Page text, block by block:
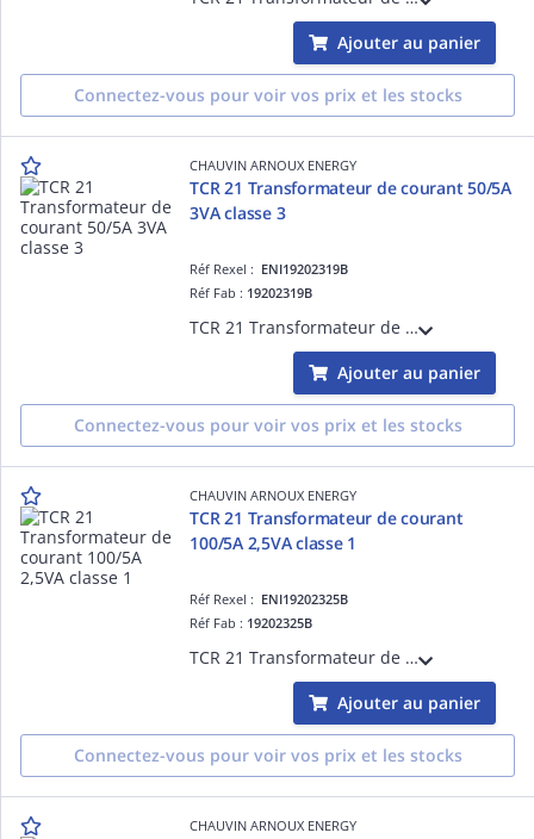
Ajouter au panier
Connectez-vous pour voir vos prix et les stocks
CHAUVIN ARNOUX ENERGY
TCR 21 Transformateur de courant 50/5A
3VA classe 3
Réf Rexel : ENI19202319B
Réf Fab : 19202319B
TCR 21 Transformateur de courant à passage de barre et de câble diamètre 20mm - Rapport de transformation 50/5A - Puissance de précision 3VA - Classe de précision 3
Ajouter au panier
Connectez-vous pour voir vos prix et les stocks
CHAUVIN ARNOUX ENERGY
TCR 21 Transformateur de courant
100/5A 2,5VA classe 1
Réf Rexel : ENI19202325B
Réf Fab : 19202325B
TCR 21 Transformateur de courant à passage de barre et de câble diamètre 20mm - Rapport de transformation 100/5A - Puissance de précision 2,5VA - Classe de précision 1
Ajouter au panier
Connectez-vous pour voir vos prix et les stocks
CHAUVIN ARNOUX ENERGY